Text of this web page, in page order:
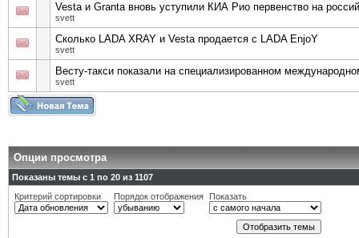
Vesta и Granta вновь уступили КИА Рио первенство на
svett
Сколько LADA XRAY и Vesta продается с LADA EnjoY
svett
Весту-такси показали на специализированном
svett
Опции просмотра
Показаны темы с 1 по 20 из 1107
Критерий сортировки
Порядок отображения Показать